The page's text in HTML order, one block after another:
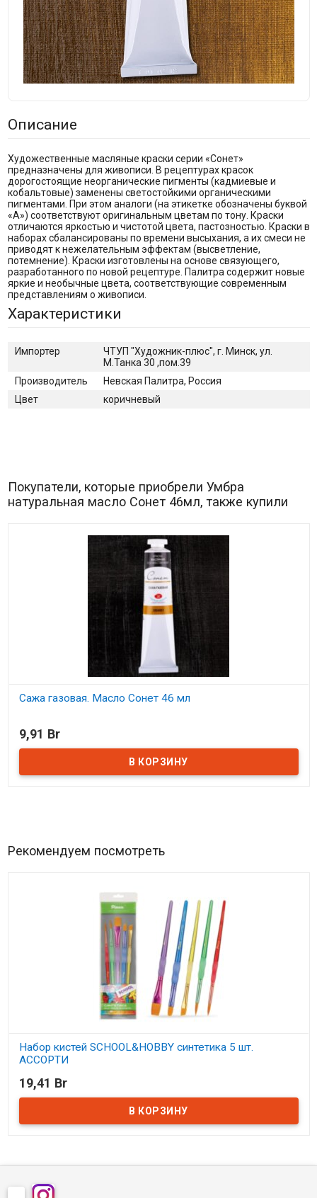
Описание
Художественные масляные краски серии «Сонет»
предназначены для живописи. В рецептурах красок
дорогостоящие неорганические пигменты (кадмиевые и
кобальтовые) заменены светостойкими органическими
пигментами. При этом аналоги (на этикетке обозначены буквой
«А») соответствуют оригинальным цветам по тону. Краски
отличаются яркостью и чистотой цвета, пастозностью. Краски в
наборах сбалансированы по времени высыхания, а их смеси не
приводят к нежелательным эффектам (высветление,
потемнение). Краски изготовлены на основе связующего,
разработанного по новой рецептуре. Палитра содержит новые
яркие и необычные цвета, соответствующие современным
представлениям о живописи.
Характеристики
Импортер
ЧТУП "Художник-плюс", г. Минск, ул.
М.Танка 30 ,пом.39
Производитель
Невская Палитра, Россия
Цвет
коричневый
Покупатели, которые приобрели Умбра
натуральная масло Сонет 46мл, также купили
Сажа газовая. Масло Сонет 46 мл
9,91 Br
Рекомендуем посмотреть
Набор кистей SCHOOL&HOBBY синтетика 5 шт.
АССОРТИ
В наличии
19,41 Br